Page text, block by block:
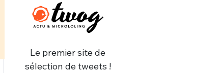
Le premier site de
sélection de tweets !